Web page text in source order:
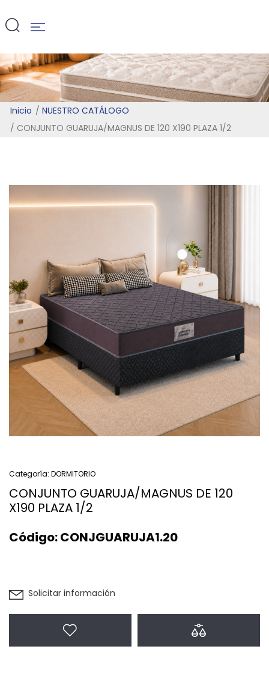
PLAZA 1/2
Inicio
NUESTRO CATÁLOGO
CONJUNTO GUARUJA/MAGNUS DE 120 X190 PLAZA 1/2
Categoría: DORMITORIO
CONJUNTO GUARUJA/MAGNUS DE 120
X190 PLAZA 1/2
Código:CONJGUARUJA1.20
Solicitar información